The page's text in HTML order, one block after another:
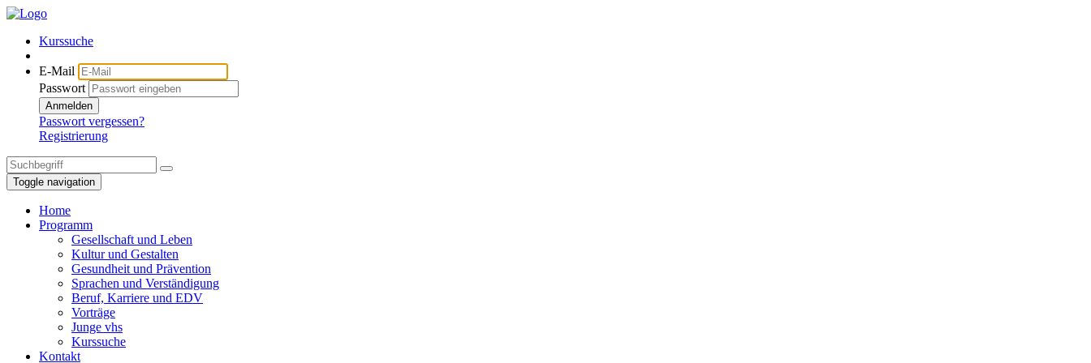
Kurssuche
E-Mail
Passwort
Anmelden
Passwort vergessen?
Registrierung
Toggle navigation
Home
Programm
Gesellschaft und Leben
Kultur und Gestalten
Gesundheit und Prävention
Sprachen und Verständigung
Beruf, Karriere und EDV
Vorträge
Junge vhs
Kurssuche
Kontakt